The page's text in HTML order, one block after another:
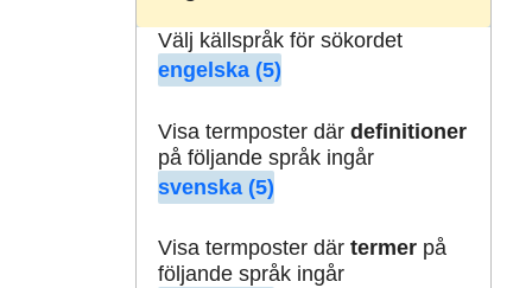
Välj källspråk för sökordet
engelska (5)
Visa termposter där definitioner
på följande språk ingår
svenska (5)
Visa termposter där termerpå
följande språk ingår